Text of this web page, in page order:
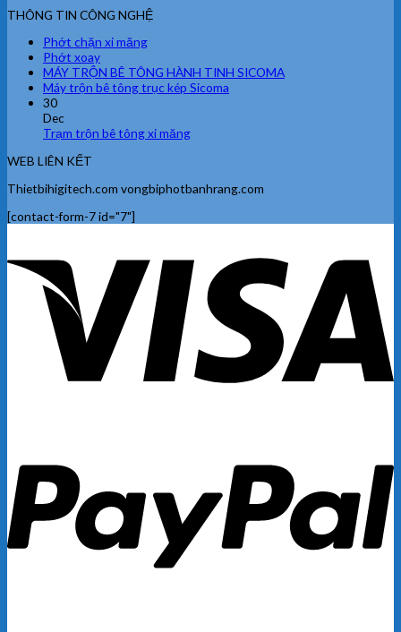
THÔNG TIN CÔNG NGHỆ
Phớt chặn xi măng
Phớt xoay
MÁY TRỘN BÊ TÔNG HÀNH TINH SICOMA
Máy trộn bê tông trục kép Sicoma
30
Dec
Trạm trộn bê tông xi măng
WEB LIÊN KẾT
Thietbihigitech.com vongbiphotbanhrang.com
[contact-form-7 id="7"]